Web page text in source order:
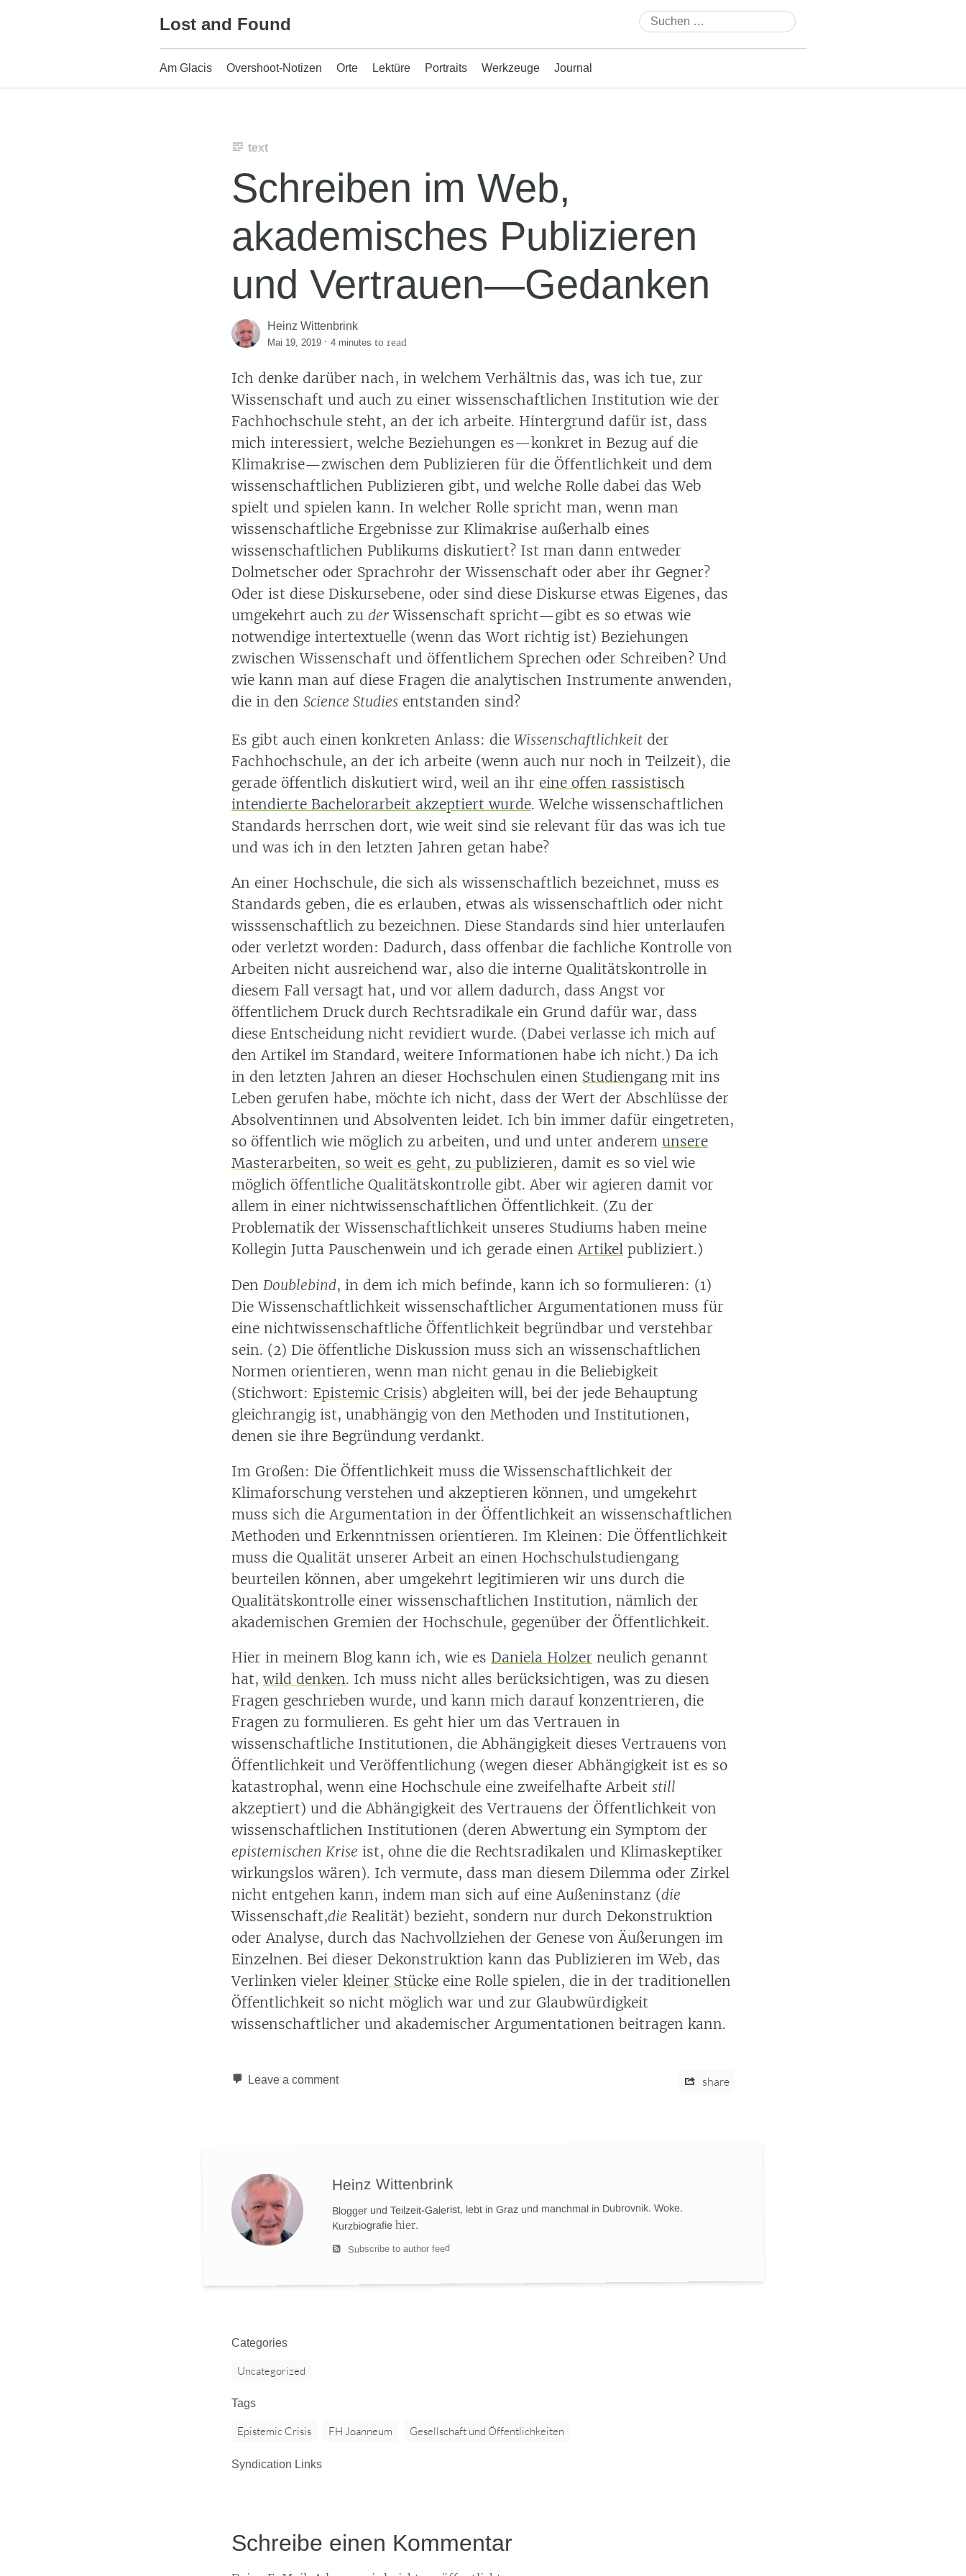
Lost and Found
Suchen
nach:
Am Glacis Overshoot-Notizen Orte Lektüre Portraits Werkzeuge Journal
text
Schreiben im Web,
akademisches Publizieren
und Vertrauen—Gedanken
Heinz Wittenbrink
Mai 19, 2019 · 4 minutes to read
Ich denke darüber nach, in welchem Verhältnis das, was ich tue, zur
Wissenschaft und auch zu einer wissenschaftlichen Institution wie der
Fachhochschule steht, an der ich arbeite. Hintergrund dafür ist, dass
mich interessiert, welche Beziehungen es—konkret in Bezug auf die
Klimakrise—zwischen dem Publizieren für die Öffentlichkeit und dem
wissenschaftlichen Publizieren gibt, und welche Rolle dabei das Web
spielt und spielen kann. In welcher Rolle spricht man, wenn man
wissenschaftliche Ergebnisse zur Klimakrise außerhalb eines
wissenschaftlichen Publikums diskutiert? Ist man dann entweder
Dolmetscher oder Sprachrohr der Wissenschaft oder aber ihr Gegner?
Oder ist diese Diskursebene, oder sind diese Diskurse etwas Eigenes, das
umgekehrt auch zu der Wissenschaft spricht—gibt es so etwas wie
notwendige intertextuelle (wenn das Wort richtig ist) Beziehungen
zwischen Wissenschaft und öffentlichem Sprechen oder Schreiben? Und
wie kann man auf diese Fragen die analytischen Instrumente anwenden,
die in den Science Studies entstanden sind?
Es gibt auch einen konkreten Anlass: die Wissenschaftlichkeit der
Fachhochschule, an der ich arbeite (wenn auch nur noch in Teilzeit), die
gerade öffentlich diskutiert wird, weil an ihr eine offen rassistisch
intendierte Bachelorarbeit akzeptiert wurde. Welche wissenschaftlichen
Standards herrschen dort, wie weit sind sie relevant für das was ich tue
und was ich in den letzten Jahren getan habe?
An einer Hochschule, die sich als wissenschaftlich bezeichnet, muss es
Standards geben, die es erlauben, etwas als wissenschaftlich oder nicht
wisssenschaftlich zu bezeichnen. Diese Standards sind hier unterlaufen
oder verletzt worden: Dadurch, dass offenbar die fachliche Kontrolle von
Arbeiten nicht ausreichend war, also die interne Qualitätskontrolle in
diesem Fall versagt hat, und vor allem dadurch, dass Angst vor
öffentlichem Druck durch Rechtsradikale ein Grund dafür war, dass
diese Entscheidung nicht revidiert wurde. (Dabei verlasse ich mich auf
den Artikel im Standard, weitere Informationen habe ich nicht.) Da ich
in den letzten Jahren an dieser Hochschulen einen Studiengangmit ins
Leben gerufen habe, möchte ich nicht, dass der Wert der Abschlüsse der
Absolventinnen und Absolventen leidet. Ich bin immer dafür eingetreten,
so öffentlich wie möglich zu arbeiten, und und unter anderem unsere
Masterarbeiten, so weit es geht, zu publizieren, damit es so viel wie
möglich öffentliche Qualitätskontrolle gibt. Aber wir agieren damit vor
allem in einer nichtwissenschaftlichen Öffentlichkeit. (Zu der
Problematik der Wissenschaftlichkeit unseres Studiums haben meine
Kollegin Jutta Pauschenwein und ich gerade einenArtikel publiziert.)
Den Doublebind, in dem ich mich befinde, kann ich so formulieren: (1)
Die Wissenschaftlichkeit wissenschaftlicher Argumentationen muss für
eine nichtwissenschaftliche Öffentlichkeit begründbar und verstehbar
sein. (2) Die öffentliche Diskussion muss sich an wissenschaftlichen
Normen orientieren, wenn man nicht genau in die Beliebigkeit
(Stichwort: Epistemic Crisis) abgleiten will, bei der jede Behauptung
gleichrangig ist, unabhängig von den Methoden und Institutionen,
denen sie ihre Begründung verdankt.
Im Großen: Die Öffentlichkeit muss die Wissenschaftlichkeit der
Klimaforschung verstehen und akzeptieren können, und umgekehrt
muss sich die Argumentation in der Öffentlichkeit an wissenschaftlichen
Methoden und Erkenntnissen orientieren. Im Kleinen: Die Öffentlichkeit
muss die Qualität unserer Arbeit an einen Hochschulstudiengang
beurteilen können, aber umgekehrt legitimieren wir uns durch die
Qualitätskontrolle einer wissenschaftlichen Institution, nämlich der
akademischen Gremien der Hochschule, gegenüber der Öffentlichkeit.
Hier in meinem Blog kann ich, wie es Daniela Holzer neulich genannt
hat, wild denken. Ich muss nicht alles berücksichtigen, was zu diesen
Fragen geschrieben wurde, und kann mich darauf konzentrieren, die
Fragen zu formulieren. Es geht hier um das Vertrauen in
wissenschaftliche Institutionen, die Abhängigkeit dieses Vertrauens von
Öffentlichkeit und Veröffentlichung (wegen dieser Abhängigkeit ist es so
katastrophal, wenn eine Hochschule eine zweifelhafte Arbeit still
akzeptiert) und die Abhängigkeit des Vertrauens der Öffentlichkeit von
wissenschaftlichen Institutionen (deren Abwertung ein Symptom der
epistemischen Krise ist, ohne die die Rechtsradikalen und Klimaskeptiker
wirkungslos wären). Ich vermute, dass man diesem Dilemma oder Zirkel
nicht entgehen kann, indem man sich auf eine Außeninstanz (die
Wissenschaft,die Realität) bezieht, sondern nur durch Dekonstruktion
oder Analyse, durch das Nachvollziehen der Genese von Äußerungen im
Einzelnen. Bei dieser Dekonstruktion kann das Publizieren im Web, das
Verlinken vieler kleiner Stücke eine Rolle spielen, die in der traditionellen
Öffentlichkeit so nicht möglich war und zur Glaubwürdigkeit
wissenschaftlicher und akademischer Argumentationen beitragen kann.
Leave a comment share
Heinz Wittenbrink
Blogger und Teilzeit-Galerist, lebt in Graz und manchmal in Dubrovnik. Woke.
Kurzbiografiehier.
Subscribe to author feed
Categories
Uncategorized
Tags
Epistemic Crisis FH Joanneum Gesellschaft und Öffentlichkeiten
Syndication Links
Schreibe einen Kommentar